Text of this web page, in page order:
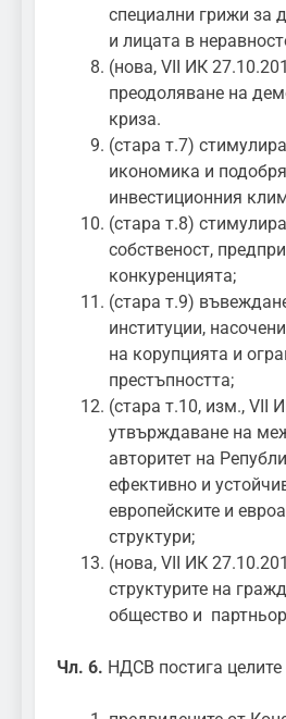
специални грижи за
и лицата в
(нова, VII ИК
преодоляване на
криза.
(стара т.7)
икономика и
инвестиционния
(стара т.8)
собственост,
конкуренцията;
(стара т.9)
институции,
на корупцията и
престъпността;
(стара т.10, изм., VII
утвърждаване на
авторитет на
ефективно и
европейските и
структури;
(нова, VII ИК
структурите на
общество и
Чл. 6. НДСВ постига целите